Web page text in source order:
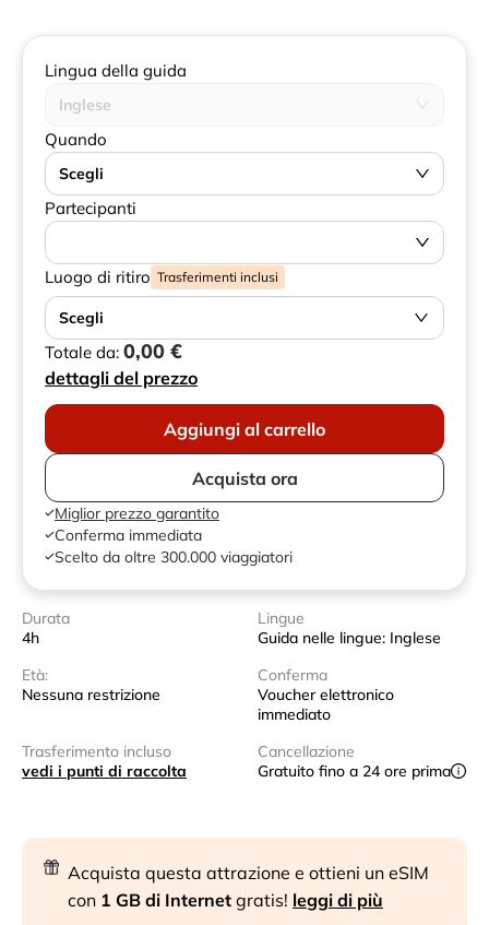
Lingua della guida
Inglese
Quando
Scegli
Partecipanti
Luogo di ritiro Trasferimenti inclusi
Scegli
Totale da: 0,00 €
dettagli del prezzo
Aggiungi al carrello
Acquista ora
Miglior prezzo garantito
Conferma immediata
Scelto da oltre 300.000 viaggiatori
Durata
4h
Lingue
Guida nelle lingue: Inglese
Età:
Nessuna restrizione
Conferma
Voucher elettronico
immediato
Trasferimento incluso
vedi i punti di raccolta
Cancellazione
Gratuito fino a 24 ore prima
Acquista questa attrazione e ottieni un eSIM
con 1 GB di Internet gratis! leggi di più